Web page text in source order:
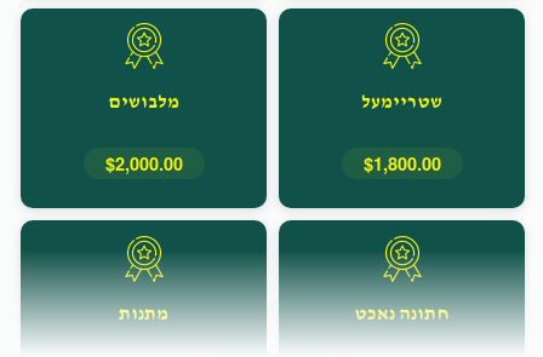
שטריימעל
$1,800.00
מלבושים
$2,000.00
חתונה נאכט מתנות